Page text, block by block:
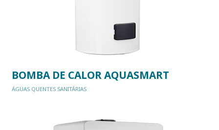
BOMBA DE CALOR AQUASMART
ÁGUAS QUENTES SANITÁRIAS